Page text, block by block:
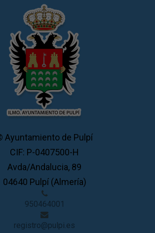
Ayuntamiento de Pulpí
CIF: P-0407500-H
Avda/Andalucia, 89
04640 Pulpí (Almería)
950464001
registro@pulpi.es